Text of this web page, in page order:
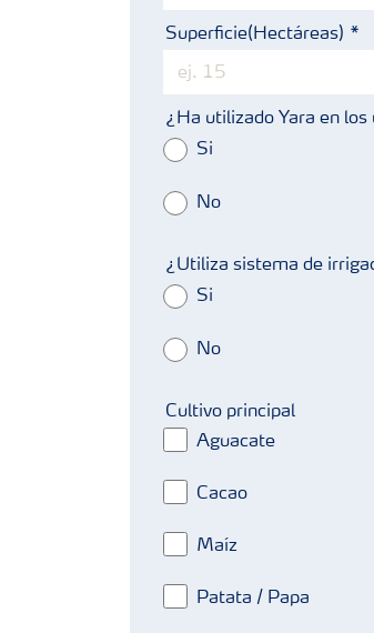
Superficie(Hectáreas)
¿Ha utilizado Yara en
Si
No
¿Utiliza sistema de
Si
No
Cultivo principal
Aguacate
Cacao
Maíz
Patata / Papa